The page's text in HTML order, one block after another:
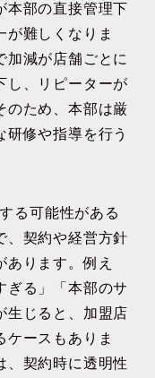
本部の直接管理下
が難しくなりま
加減が店舗ごとに
し、リピーターが
のため、本部は厳
修や指導を行う
る可能性がある
、契約や経営方針
あります。例え
ぎる」「本部のサ
生じると、加盟店
ケースもありま
、契約時に透明性